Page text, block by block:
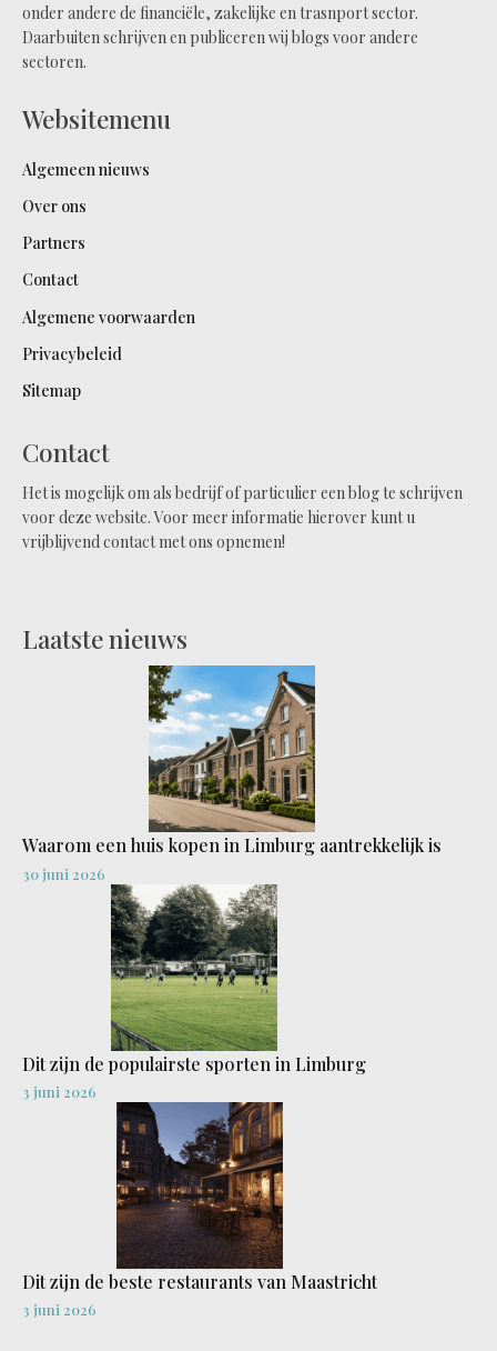
onder andere de financiële, zakelijke en trasnport sector.
Daarbuiten schrijven en publiceren wij blogs voor andere
sectoren.
Websitemenu
Algemeen nieuws
Over ons
Partners
Contact
Algemene voorwaarden
Privacybeleid
Sitemap
Contact
Het is mogelijk om als bedrijf of particulier een blog te schrijven
voor deze website. Voor meer informatie hierover kunt u
vrijblijvend contact met ons opnemen!
Laatste nieuws
Waarom een huis kopen in Limburg aantrekkelijk is
30 juni 2026
Dit zijn de populairste sporten in Limburg
3 juni 2026
Dit zijn de beste restaurants van Maastricht
3 juni 2026